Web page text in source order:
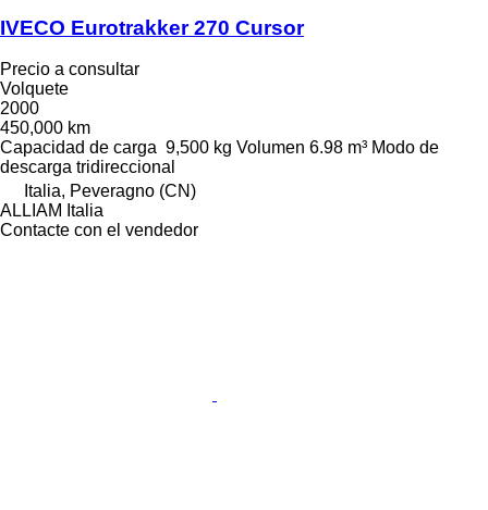
IVECO Eurotrakker 270 Cursor
Precio a consultar
Volquete
2000
450,000 km
Capacidad de carga 9,500 kg Volumen 6.98 m³ Modo de
descarga tridireccional
Italia, Peveragno (CN)
ALLIAM Italia
Contacte con el vendedor